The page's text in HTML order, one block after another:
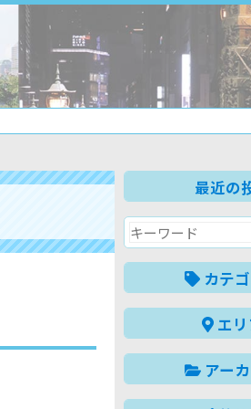
最近の
カテ
エリ
アー